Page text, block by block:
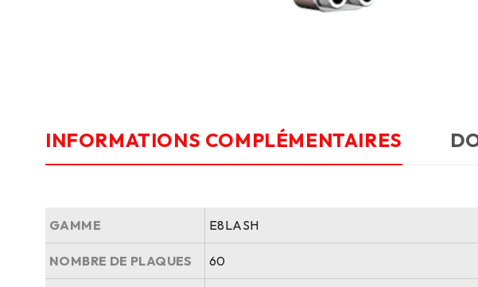
INFORMATIONS COMPLÉMENTAIRES
GAMME E8LASH
NOMBRE DE PLAQUES 60